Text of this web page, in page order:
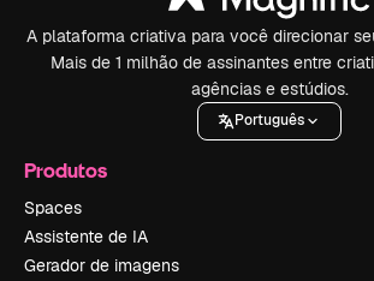
A plataforma criativa para você direcionar
Mais de 1 milhão de assinantes entre
agências e estúdios.
Português
Produtos
Spaces
Assistente de IA
Gerador de imagens